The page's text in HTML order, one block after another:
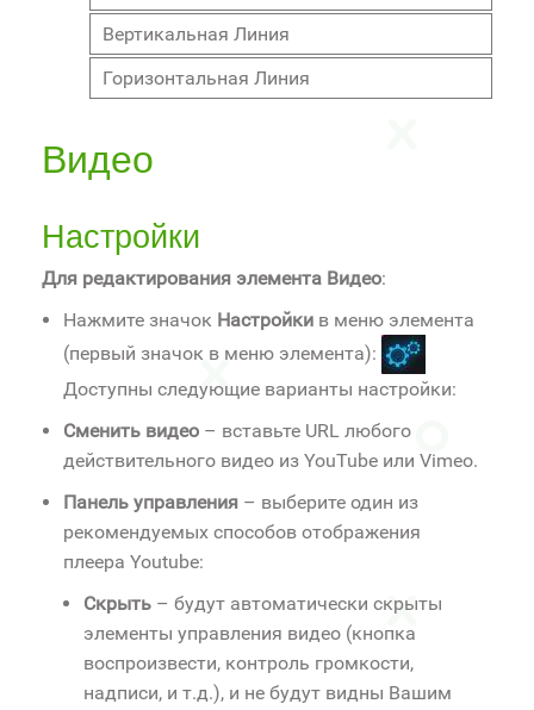
Вертикальная Линия
Горизонтальная Линия
Видео
Настройки
Для редактирования элемента Видео:
Нажмите значок Настройкив меню элемента
(первый значок в меню элемента):
Доступны следующие варианты настройки:
Сменить видео – вставьте URL любого
действительного видео из YouTube или Vimeo.
Панель управления– выберите один из
рекомендуемых способов отображения
плеера Youtube:
Скрыть – будут автоматически скрыты
элементы управления видео (кнопка
воспроизвести, контроль громкости,
надписи, и т.д.), и не будут видны Вашим